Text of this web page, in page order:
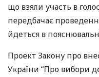
що взяли участь в
передбачає
йдеться в
Проект Закону про
України “Про вибори